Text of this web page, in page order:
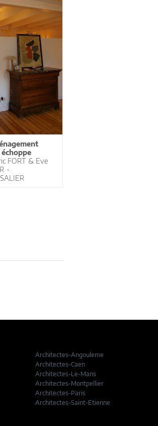
FORT & Eve
-
Architectes-Angouleme
Architectes-Caen
Architectes-Le-Mans
Architectes-Montpellier
Architectes-Paris
Architectes-Saint-Etienne